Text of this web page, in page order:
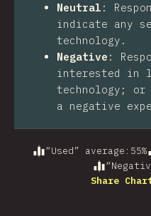
Neutral :
indicate any
technology.
Negative :
interested in
technology; or
a negative
“Used” average : 55%
Share